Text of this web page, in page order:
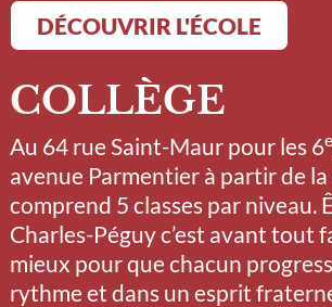
DÉCOUVRIR L'ÉCOLE
COLLÈGE
Au 64 rue Saint-Maur pour les 6e
avenue Parmentier à partir de la
comprend 5 classes par niveau.
Charles-Péguy c’est avant tout
mieux pour que chacun
rythme et dans un esprit